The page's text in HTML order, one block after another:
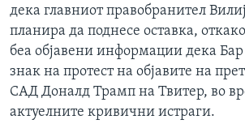
дека главниот правобранител
планира да поднесе оставка,
беа објавени информации дека Бар
знак на протест на објавите на
САД Доналд Трамп на Твитер, во
актуелните кривични истраги.